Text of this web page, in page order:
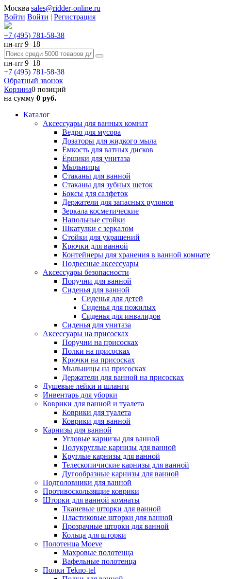
Москва sales@ridder-online.ru
Войти Войти | Регистрация
+7 (495) 781-58-38
пн-пт 9–18
пн-пт 9–18
+7 (495) 781-58-38
Обратный звонок
Корзина0 позиций
на сумму 0 руб.
Каталог
Аксессуары для ванных комнат
Ведро для мусора
Дозаторы для жидкого мыла
Ёмкость для ватных дисков
Ёршики для унитаза
Мыльницы
Стаканы для ванной
Стаканы для зубных щеток
Боксы для салфеток
Держатели для запасных рулонов
Зеркала косметические
Напольные стойки
Шкатулки с зеркалом
Стойки для украшений
Крючки для ванной
Контейнеры для хранения в ванной комнате
Подвесные аксессуары
Аксессуары безопасности
Поручни для ванной
Сиденья для ванной
Сиденья для детей
Сиденья для пожилых
Сиденья для инвалидов
Сиденья для унитаза
Аксессуары на присосках
Поручни на присосках
Полки на присосках
Крючки на присосках
Мыльницы на присосках
Держатели для ванной на присосках
Душевые лейки и шланги
Инвентарь для уборки
Коврики для ванной и туалета
Коврики для туалета
Коврики для ванной
Карнизы для ванной
Угловые карнизы для ванной
Полукруглые карнизы для ванной
Круглые карнизы для ванной
Телескопичиские карнизы для ванной
Дугообразные карнизы для ванной
Подголовники для ванной
Противоскользящие коврики
Шторки для ванной комнаты
Тканевые шторки для ванной
Пластиковые шторки для ванной
Прозрачные шторки для ванной
Кольца для шторки
Полотенца Moeve
Махровые полотенца
Вафельные полотенца
Полки Tekno-tel